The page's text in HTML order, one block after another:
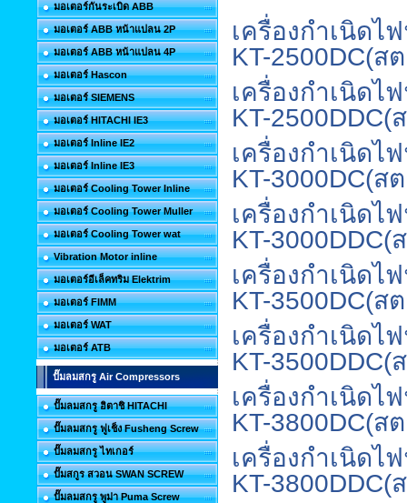
มอเตอร์กันระเบิด ABB
มอเตอร์ ABB หน้าแปลน 2P
มอเตอร์ ABB หน้าแปลน 4P
มอเตอร์ Hascon
มอเตอร์ SIEMENS
มอเตอร์ HITACHI IE3
มอเตอร์ Inline IE2
มอเตอร์ Inline IE3
มอเตอร์ Cooling Tower Inline
มอเตอร์ Cooling Tower Muller
มอเตอร์ Cooling Tower wat
Vibration Motor inline
มอเตอร์อีเล็คทริม Elektrim
มอเตอร์ FIMM
มอเตอร์ WAT
มอเตอร์ ATB
ปั๊มลมสกรู Air Compressors
ปั๊มลมสกรู ฮิตาชิ HITACHI
ปั๊มลมสกรู ฟูเช็ง Fusheng Screw
ปั๊มลมสกรู ไทเกอร์
ปั๊มสกูร สวอน SWAN SCREW
ปั๊มลมสกรู พูม่า Puma Screw
เครื่องกำเนิด
KT-2500DC(ส
เครื่องกำเนิด
KT-2500DDC(
เครื่องกำเนิด
KT-3000DC(ส
เครื่องกำเนิด
KT-3000DDC(
เครื่องกำเนิด
KT-3500DC(ส
เครื่องกำเนิด
KT-3500DDC(
เครื่องกำเนิด
KT-3800DC(ส
เครื่องกำเนิด
KT-3800DDC(